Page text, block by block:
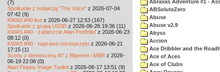
(7)
Spotkanie z redakcją "The Voice" z 2026-07-04
07:42 (9)
KWAS #40 live z 2026-06-27 12:53 (167)
Spotkanie z grupą USSR z 2026-06-26 19:36 (11)
KWAS #40 - zabierzcie Atari Portfolio! z 2026-06-23
08:12 (0)
KWAS #40 - naprawa retrosprzętu z 2026-06-21
17:15 (1)
Sceny z demosceny #7 z Bigerem i MBR z 2026-
06-19 22:08 (0)
Atari Floppy Image Toolkit z 2026-06-17 13:51 (9)
Abraxas Adventure #1 -
ABSoluteZero
Abuse
Abuse v2.9
Abyss
Accion
Ace Dribbler and the
Ace of Aces
Ace of Clubs